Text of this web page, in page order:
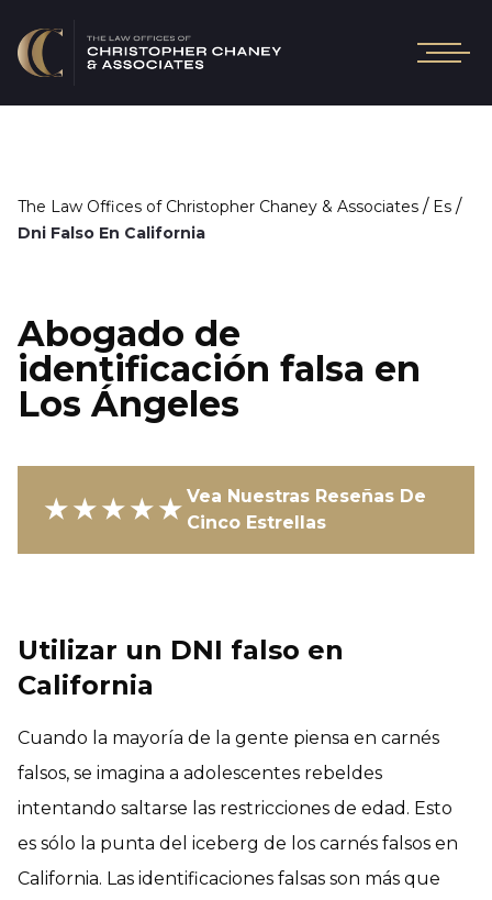
The Law Offices of Christopher Chaney & Associates / Es /
Dni Falso En California
Abogado de
identificación falsa en
Los Ángeles
★★★★★ Vea Nuestras Reseñas De
Cinco Estrellas
Utilizar un DNI falso en
California
Cuando la mayoría de la gente piensa en carnés
falsos, se imagina a adolescentes rebeldes
intentando saltarse las restricciones de edad. Esto
es sólo la punta del iceberg de los carnés falsos en
California. Las identificaciones falsas son más que